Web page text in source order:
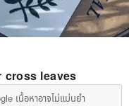
cross leaves
เนื้อหาอาจไม่แม่นยำ